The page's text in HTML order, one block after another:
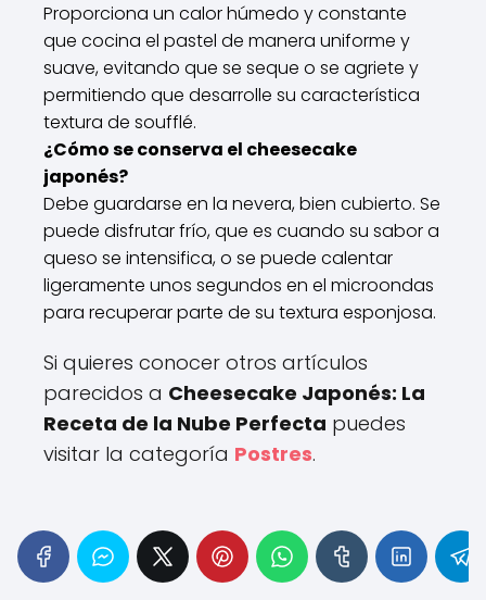
Proporciona un calor húmedo y constante
que cocina el pastel de manera uniforme y
suave, evitando que se seque o se agriete y
permitiendo que desarrolle su característica
textura de soufflé.
¿Cómo se conserva el cheesecake
japonés?
Debe guardarse en la nevera, bien cubierto. Se
puede disfrutar frío, que es cuando su sabor a
queso se intensifica, o se puede calentar
ligeramente unos segundos en el microondas
para recuperar parte de su textura esponjosa.
Si quieres conocer otros artículos
parecidos a Cheesecake Japonés: La
Receta de la Nube Perfecta puedes
visitar la categoría Postres.